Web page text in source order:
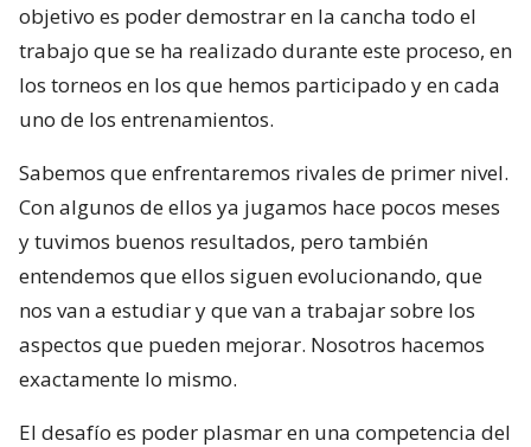
objetivo es poder demostrar en la cancha todo el
trabajo que se ha realizado durante este proceso, en
los torneos en los que hemos participado y en cada
uno de los entrenamientos.
Sabemos que enfrentaremos rivales de primer nivel.
Con algunos de ellos ya jugamos hace pocos meses
y tuvimos buenos resultados, pero también
entendemos que ellos siguen evolucionando, que
nos van a estudiar y que van a trabajar sobre los
aspectos que pueden mejorar. Nosotros hacemos
exactamente lo mismo.
El desafío es poder plasmar en una competencia del